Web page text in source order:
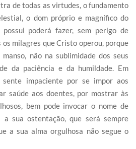
de todas as virtudes, o fundamento
o dom próprio e magnífico do
poderá fazer, sem perigo de
milagres que Cristo operou, porque
não na sublimidade dos seus
da paciência e da humildade. Em
sente impaciente por se impor aos
saúde aos doentes, por mostrar às
bem pode invocar o nome de
sua ostentação, que será sempre
a sua alma orgulhosa não segue o